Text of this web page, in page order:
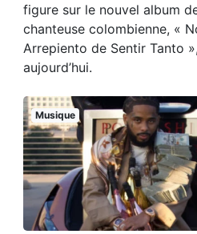
figure sur le nouvel album
chanteuse colombienne, «
Arrepiento de Sentir Tanto
aujourd’hui.
Musique